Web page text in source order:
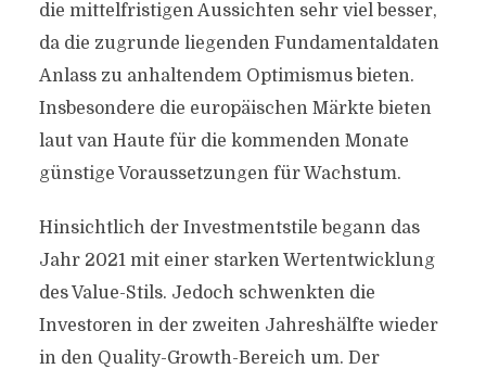
die mittelfristigen Aussichten sehr viel besser,
da die zugrunde liegenden Fundamentaldaten
Anlass zu anhaltendem Optimismus bieten.
Insbesondere die europäischen Märkte bieten
laut van Haute für die kommenden Monate
günstige Voraussetzungen für Wachstum.
Hinsichtlich der Investmentstile begann das
Jahr 2021 mit einer starken Wertentwicklung
des Value-Stils. Jedoch schwenkten die
Investoren in der zweiten Jahreshälfte wieder
in den Quality-Growth-Bereich um. Der